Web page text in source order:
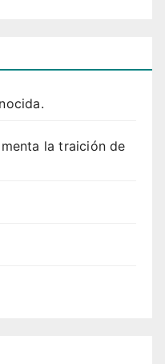
la traición de